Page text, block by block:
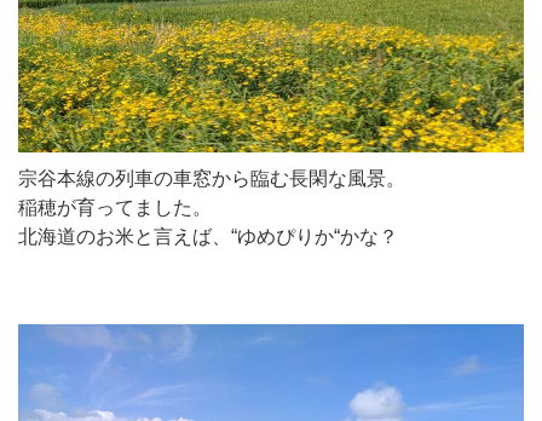
宗谷本線の列車の車窓から臨む長閑な風景。
稲穂が育ってました。
北海道のお米と言えば、“ゆめぴりか“かな？